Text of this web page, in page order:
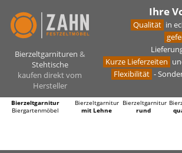
Bierzeltgarnituren &
Stehtische
kaufen direkt vom
Hersteller
Ihre
Qualität in
Kurze Lieferzeiten
Flexibilität -
Bierzeltgarnitur
Biergartenmöbel
Bierzeltgarnitur
mit Lehne
Bierzeltgarnitur
rund